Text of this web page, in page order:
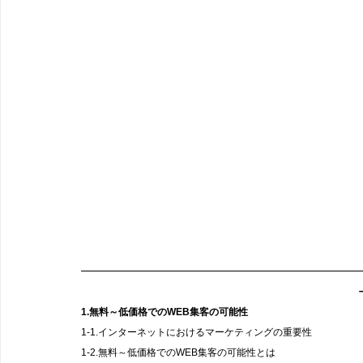
1.無料～低価格でのWEB集客の可能性
1-1.インターネットにおけるマーケティングの重要性
1-2.無料～低価格でのWEB集客の可能性とは